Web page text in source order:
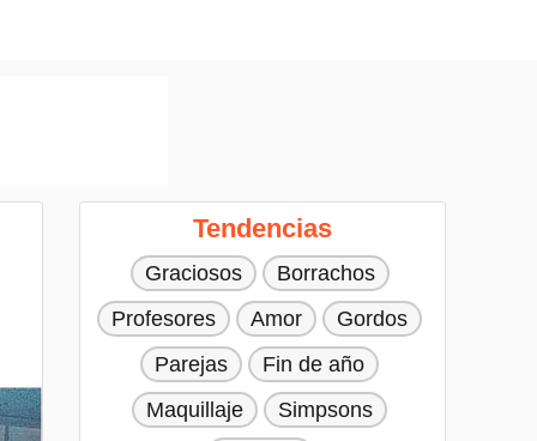
Tendencias
Graciosos
Borrachos
Profesores
Amor
Gordos
Parejas
Fin de año
Maquillaje
Simpsons